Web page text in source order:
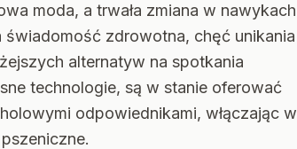
moda, a trwała zmiana w nawykach
zdrowotna, chęć unikania
alternatyw na spotkania
technologie, są w stanie oferować
odpowiednikami, włączając w